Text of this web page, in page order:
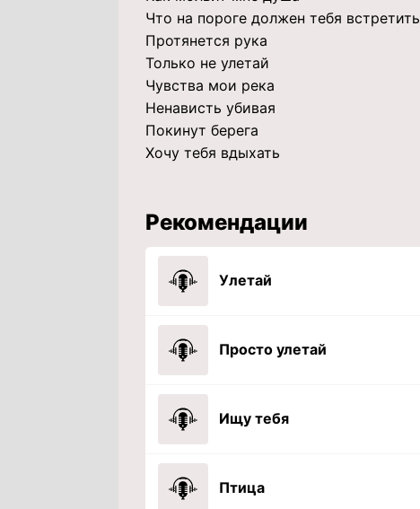
Что на пороге должен тебя встретить
Протянется рука
Только не улетай
Чувства мои река
Ненависть убивая
Покинут берега
Хочу тебя вдыхать
Рекомендации
Улетай
Просто улетай
Ищу тебя
Птица